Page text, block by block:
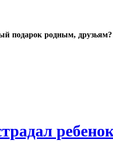
подарок родным,